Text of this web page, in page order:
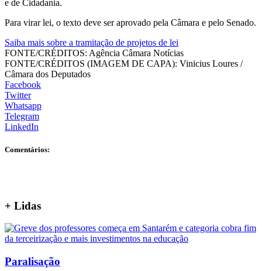
e de Cidadania.
Para virar lei, o texto deve ser aprovado pela Câmara e pelo Senado.
Saiba mais sobre a tramitação de projetos de lei
FONTE/CRÉDITOS: Agência Câmara Notícias
FONTE/CRÉDITOS (IMAGEM DE CAPA): Vinicius Loures /
Câmara dos Deputados
Facebook
Twitter
Whatsapp
Telegram
LinkedIn
Comentários:
+ Lidas
Paralisação